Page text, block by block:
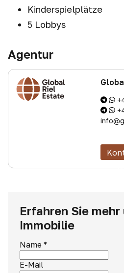
Kinderspielplätze
5 Lobbys
Agentur
Erfahren Sie
Immobilie
Name *
E-Mail